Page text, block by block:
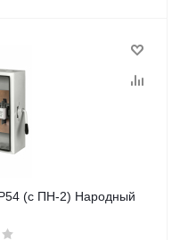
(с ПН-2) Народный